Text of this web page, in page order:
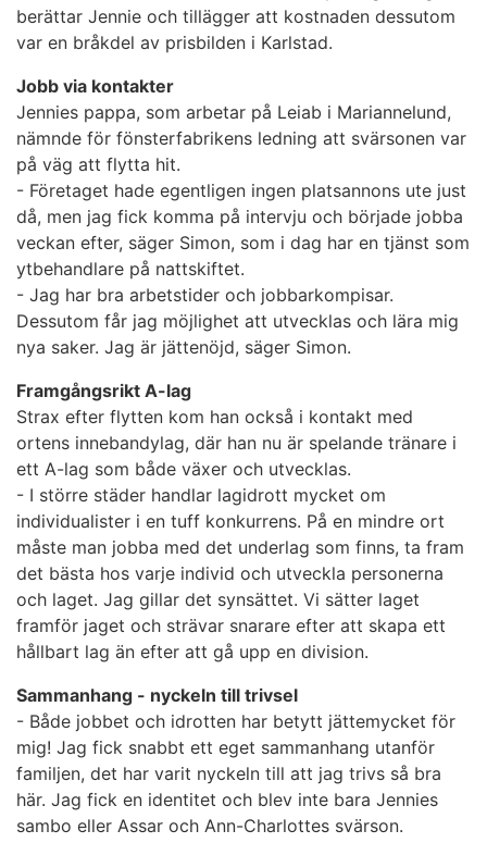
berättar Jennie och tillägger att kostnaden dessutom
var en bråkdel av prisbilden i Karlstad.
Jobb via kontakter
Jennies pappa, som arbetar på Leiab i Mariannelund,
nämnde för fönsterfabrikens ledning att svärsonen var
på väg att flytta hit.
- Företaget hade egentligen ingen platsannons ute just
då, men jag fick komma på intervju och började jobba
veckan efter, säger Simon, som i dag har en tjänst som
ytbehandlare på nattskiftet.
- Jag har bra arbetstider och jobbarkompisar.
Dessutom får jag möjlighet att utvecklas och lära mig
nya saker. Jag är jättenöjd, säger Simon.
Framgångsrikt A-lag
Strax efter flytten kom han också i kontakt med
ortens innebandylag, där han nu är spelande tränare i
ett A-lag som både växer och utvecklas.
- I större städer handlar lagidrott mycket om
individualister i en tuff konkurrens. På en mindre ort
måste man jobba med det underlag som finns, ta fram
det bästa hos varje individ och utveckla personerna
och laget. Jag gillar det synsättet. Vi sätter laget
framför jaget och strävar snarare efter att skapa ett
hållbart lag än efter att gå upp en division.
Sammanhang - nyckeln till trivsel
- Både jobbet och idrotten har betytt jättemycket för
mig! Jag fick snabbt ett eget sammanhang utanför
familjen, det har varit nyckeln till att jag trivs så bra
här. Jag fick en identitet och blev inte bara Jennies
sambo eller Assar och Ann-Charlottes svärson.